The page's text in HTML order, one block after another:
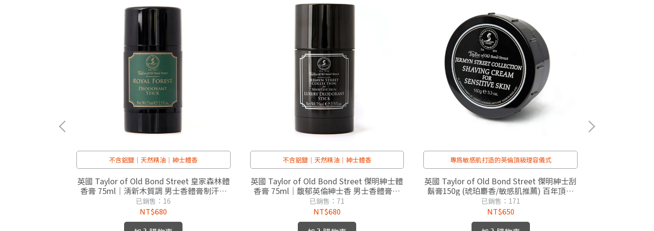
不含鋁鹽｜天然精油｜紳士體香
英國 Taylor of Old Bond Street 皇家森林體
香膏 75ml｜清新木質調 男士香體膏制汗爽
身 紳士修容
已銷售：16
NT$680
不含鋁鹽｜天然精油｜紳士體香
英國 Taylor of Old Bond Street 傑明紳士體
香膏 75ml｜馥郁英倫紳士香 男士香體膏制
汗爽身 紳士修容
已銷售：71
NT$680
專為敏感肌打造的英倫頂級理容儀式
英國 Taylor of Old Bond Street 傑明紳士刮
鬍膏150g (琥珀麝香/敏感肌推薦) 百年頂級
理容
已銷售：171
NT$650